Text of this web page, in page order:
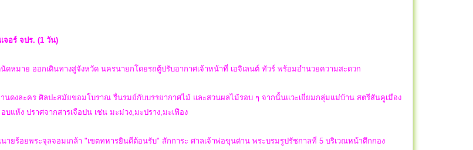
จอร์ จปร. (1 วัน)
หมาย ออกเดินทางสู่จังหวัด นครนายกโดยรถตู้ปรับอากาศเจ้าหน้าที่ เอจิเลนต์ ทัวร์ พร้อมอำนวยความสะดวก
นดงละคร ศิลปะสมัยขอมโบราณ รื่นรมย์กับบรรยากาศไม้ และสวนผลไม้รอบ ๆ จากนั้นแวะเยี่ยมกลุ่มแม่บ้าน สตรีสันคูเมือง
แห้ง ปราศจากสารเจือปน เช่น มะม่วง,มะปราง,มะเฟือง
นายร้อยพระจุลจอมเกล้า "เขตทหารยินดีต้อนรับ" สักการะ ศาลเจ้าพ่อขุนด่าน พระบรมรูปรัชกาลที่ 5 บริเวณหน้าตึกกอง